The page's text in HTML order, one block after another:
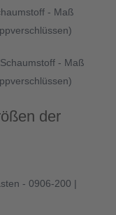
- Maß
- Maß
der
- 0906-200 |